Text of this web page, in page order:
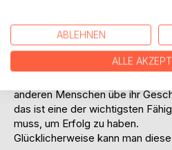
Liebe Leser,
Dieses Buch habe ich verfasst,
habe, dass sehr viele MLMer und
anderen Menschen übe ihr
das ist eine der wichtigsten
muss, um Erfolg zu haben.
Glücklicherweise kann man
ABLEHNEN
ALLE